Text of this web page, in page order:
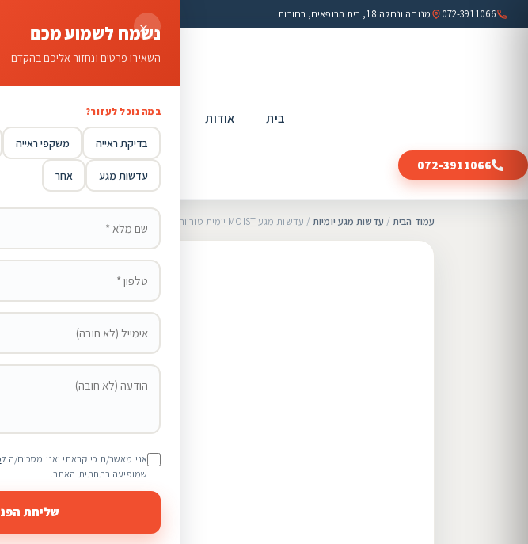
072-3911066 מנוחה ונחלה 18, בית הרופאים, רחובות
בית אודות הקולקציה שלנו
072-3911066
עמוד הבית/ עדשות מגע יומיות/ עדשות מגע MOIST יומית טוריות- צילינדר
×
נשמח לשמוע מכם
השאירו פרטים ונחזור אליכם בהקדם
במה נוכל לעזור?
בדיקת ראייה משקפי ראייה
עדשות מגע אחר
אני מאשר/ת כי קראתי ואני מסכים/ה ל
שמופיעה בתחתית האתר.
שליחת